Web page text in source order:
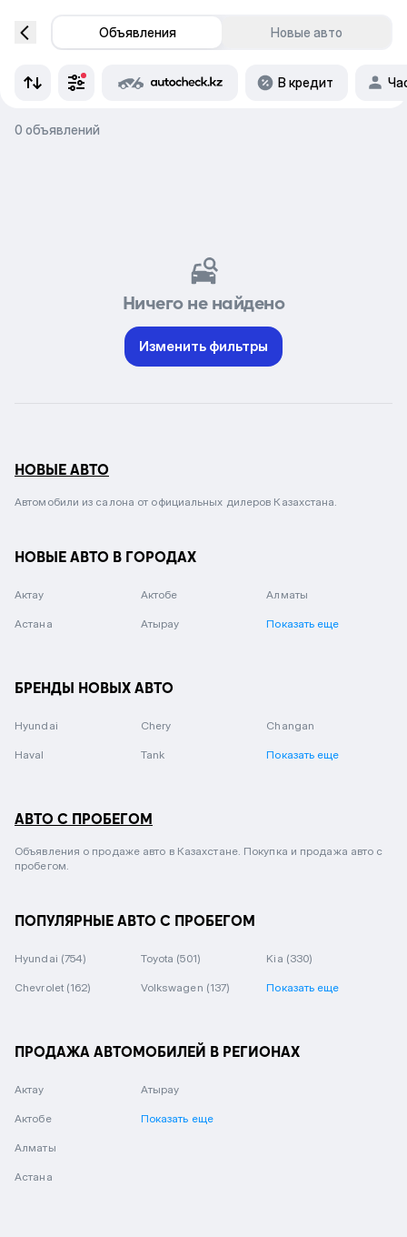
Объявления Новые авто
В кредит
0 объявлений
Ничего не найдено
Изменить фильтры
НОВЫЕ АВТО
Автомобили из салона от официальных дилеров Казахстана.
НОВЫЕ АВТО В ГОРОДАХ
Актау Актобе Алматы
Астана Атырау Показать еще
БРЕНДЫ НОВЫХ АВТО
Hyundai Chery Changan
Haval Tank Показать еще
АВТО С ПРОБЕГОМ
Объявления о продаже авто в Казахстане. Покупка и продажа авто с
пробегом.
ПОПУЛЯРНЫЕ АВТО С ПРОБЕГОМ
Hyundai (754) Toyota (501) Kia (330)
Chevrolet (162) Volkswagen (137) Показать еще
ПРОДАЖА АВТОМОБИЛЕЙ В РЕГИОНАХ
Актау
Актобе
Алматы
Астана
Атырау
Показать еще